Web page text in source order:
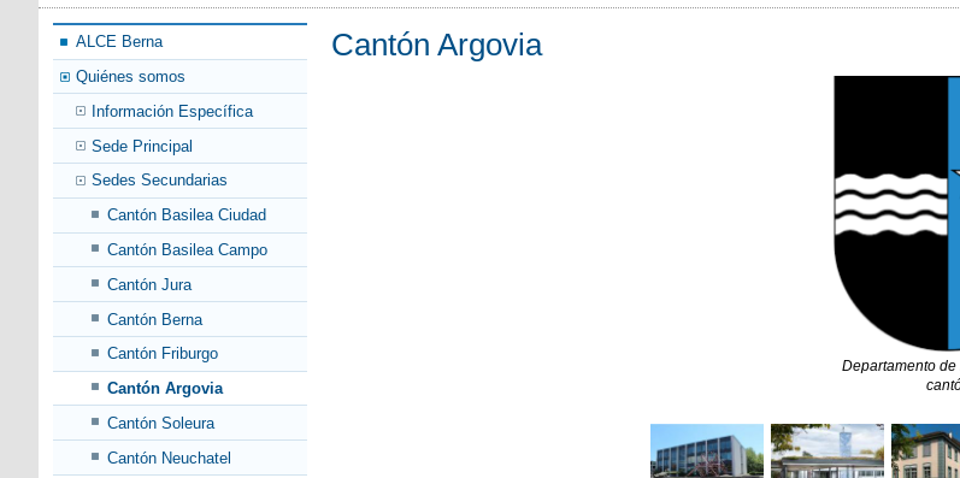
ALCE Berna
Quiénes somos
Información Específica
Sede Principal
Sedes Secundarias
Cantón Basilea Ciudad
Cantón Basilea Campo
Cantón Jura
Cantón Berna
Cantón Friburgo
Cantón Argovia
Cantón Soleura
Cantón Neuchatel
Cantón Argovia
Departamento